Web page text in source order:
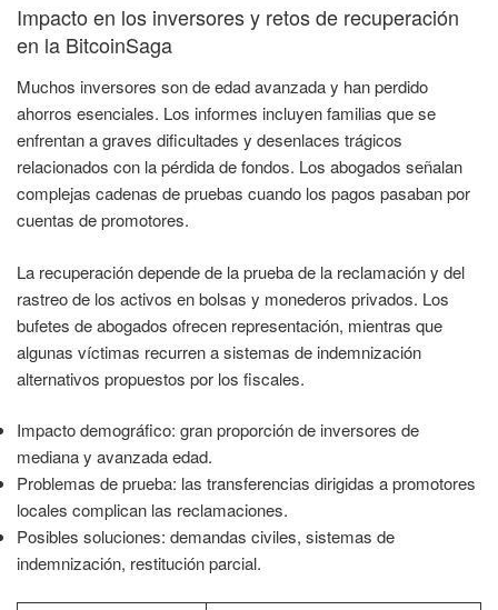
Impacto en los inversores y retos de recuperación
en la BitcoinSaga
Muchos inversores son de edad avanzada y han perdido
ahorros esenciales. Los informes incluyen familias que se
enfrentan a graves dificultades y desenlaces trágicos
relacionados con la pérdida de fondos. Los abogados señalan
complejas cadenas de pruebas cuando los pagos pasaban por
cuentas de promotores.
La recuperación depende de la prueba de la reclamación y del
rastreo de los activos en bolsas y monederos privados. Los
bufetes de abogados ofrecen representación, mientras que
algunas víctimas recurren a sistemas de indemnización
alternativos propuestos por los fiscales.
Impacto demográfico: gran proporción de inversores de
mediana y avanzada edad.
Problemas de prueba: las transferencias dirigidas a promotores
locales complican las reclamaciones.
Posibles soluciones: demandas civiles, sistemas de
indemnización, restitución parcial.